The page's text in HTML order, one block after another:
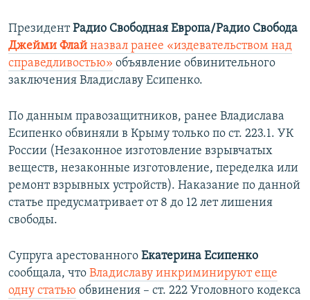
ПрезидентРадио Свободная Европа/Радио Свобода
Джейми Флай назвал ранее «издевательством над
справедливостью» объявление обвинительного
заключения Владиславу Есипенко.
По данным правозащитников, ранее Владислава
Есипенко обвиняли в Крыму только по ст. 223.1. УК
России (Незаконное изготовление взрывчатых
веществ, незаконные изготовление, переделка или
ремонт взрывных устройств). Наказание по данной
статье предусматривает от 8 до 12 лет лишения
свободы.
Супруга арестованного Екатерина Есипенко
сообщала, что Владиславу инкриминируют еще
одну статью обвинения – ст. 222 Уголовного кодекса